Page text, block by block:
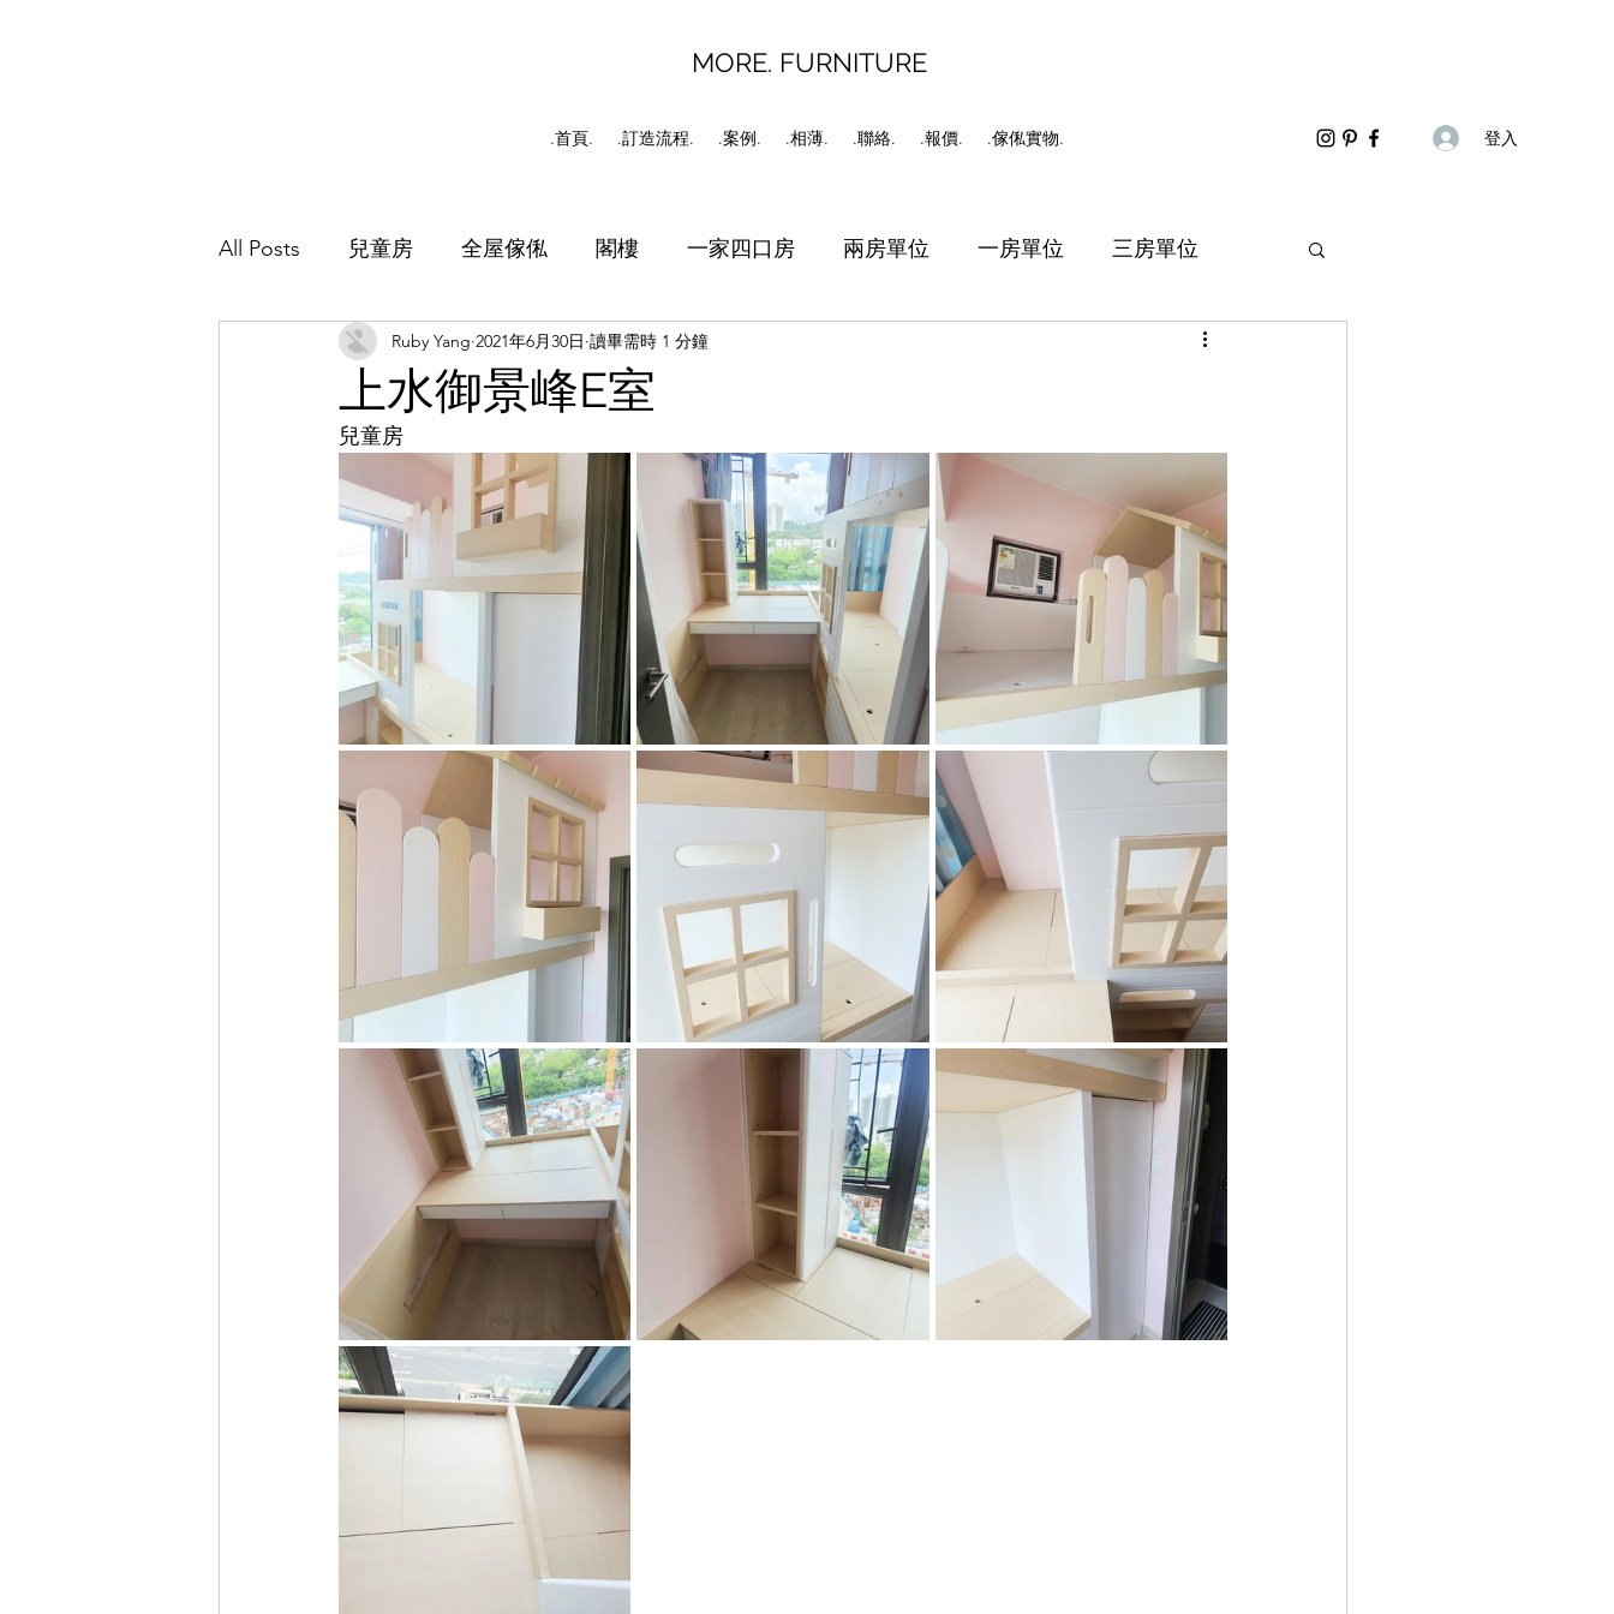
MORE. FURNITURE
.首頁. .訂造流程. .案例. .相薄. .聯絡. .報價. .傢俬實物. 登入
All Posts 兒童房 全屋傢俬 閣樓 一家四口房 兩房單位 一房單位 三房單位
地台床 客廳 書房 工人房
上水御景峰E室
Ruby Yang 2021年6月30日 讀畢需時 1 分鐘
兒童房